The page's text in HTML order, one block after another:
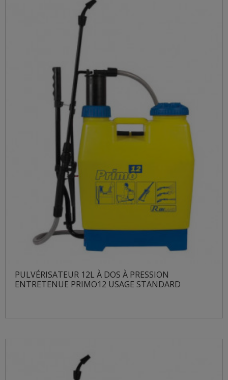
PULVÉRISATEUR 12L À DOS À PRESSION
ENTRETENUE PRIMO12 USAGE STANDARD